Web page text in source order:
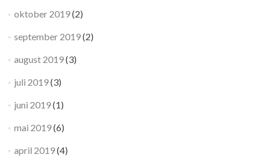
oktober 2019(2)
september 2019(2)
august 2019(3)
juli 2019(3)
juni 2019(1)
mai 2019(6)
april 2019(4)